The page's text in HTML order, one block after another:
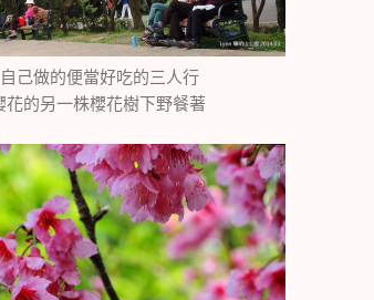
己做的便當好吃的三人行
花的另一株櫻花樹下野餐著